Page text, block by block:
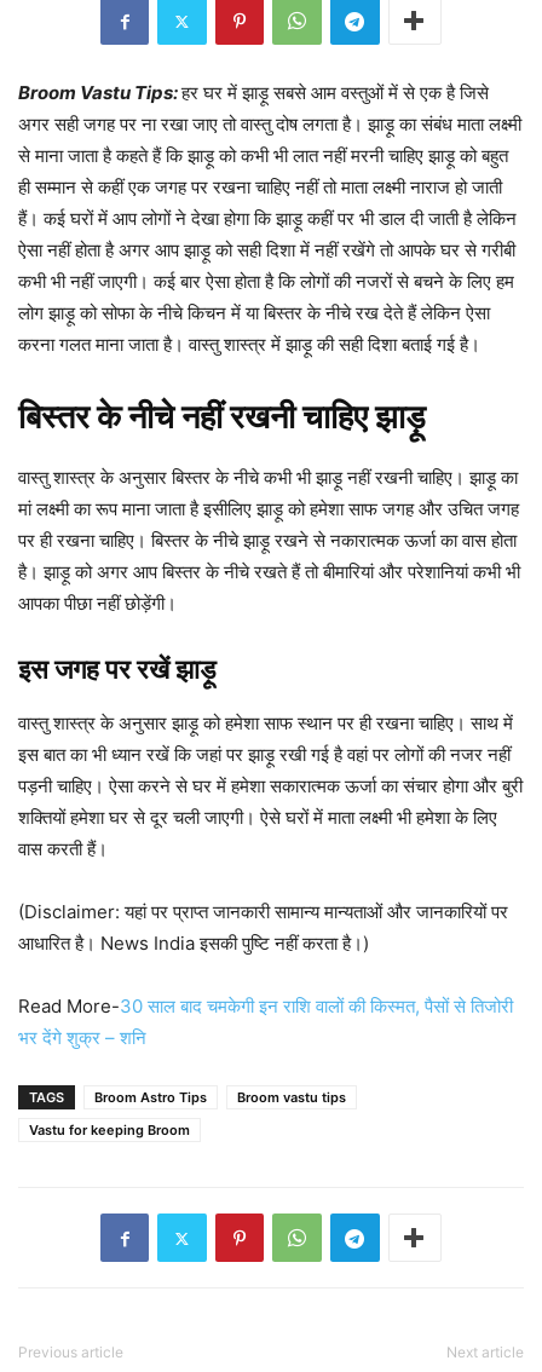
Broom Vastu Tips:हर घर में झाड़ू सबसे आम वस्तुओं में से एक है जिसे
अगर सही जगह पर ना रखा जाए तो वास्तु दोष लगता है। झाड़ू का संबंध माता लक्ष्मी
से माना जाता है कहते हैं कि झाड़ू को कभी भी लात नहीं मरनी चाहिए झाड़ू को बहुत
ही सम्मान से कहीं एक जगह पर रखना चाहिए नहीं तो माता लक्ष्मी नाराज हो जाती
हैं। कई घरों में आप लोगों ने देखा होगा कि झाड़ू कहीं पर भी डाल दी जाती है लेकिन
ऐसा नहीं होता है अगर आप झाड़ू को सही दिशा में नहीं रखेंगे तो आपके घर से गरीबी
कभी भी नहीं जाएगी। कई बार ऐसा होता है कि लोगों की नजरों से बचने के लिए हम
लोग झाड़ू को सोफा के नीचे किचन में या बिस्तर के नीचे रख देते हैं लेकिन ऐसा
करना गलत माना जाता है। वास्तु शास्त्र में झाड़ू की सही दिशा बताई गई है।
बिस्तर के नीचे नहीं रखनी चाहिए झाड़ू
वास्तु शास्त्र के अनुसार बिस्तर के नीचे कभी भी झाड़ू नहीं रखनी चाहिए। झाड़ू का
मां लक्ष्मी का रूप माना जाता है इसीलिए झाड़ू को हमेशा साफ जगह और उचित जगह
पर ही रखना चाहिए। बिस्तर के नीचे झाड़ू रखने से नकारात्मक ऊर्जा का वास होता
है। झाड़ू को अगर आप बिस्तर के नीचे रखते हैं तो बीमारियां और परेशानियां कभी भी
आपका पीछा नहीं छोड़ेंगी।
इस जगह पर रखें झाड़ू
वास्तु शास्त्र के अनुसार झाड़ू को हमेशा साफ स्थान पर ही रखना चाहिए। साथ में
इस बात का भी ध्यान रखें कि जहां पर झाड़ू रखी गई है वहां पर लोगों की नजर नहीं
पड़नी चाहिए। ऐसा करने से घर में हमेशा सकारात्मक ऊर्जा का संचार होगा और बुरी
शक्तियों हमेशा घर से दूर चली जाएगी। ऐसे घरों में माता लक्ष्मी भी हमेशा के लिए
वास करती हैं।
(Disclaimer: यहां पर प्राप्त जानकारी सामान्य मान्यताओं और जानकारियों पर
आधारित है। News India इसकी पुष्टि नहीं करता है।)
Read More-30 साल बाद चमकेगी इन राशि वालों की किस्मत, पैसों से तिजोरी
भर देंगे शुक्र – शनि
TAGS Broom Astro Tips
Broom vastu tips
Vastu for keeping Broom
Previous article Next article